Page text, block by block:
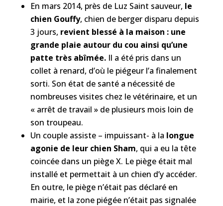
En mars 2014, près de Luz Saint sauveur, le
chien Gouffy, chien de berger disparu depuis
3 jours, revient blessé à la maison : une
grande plaie autour du cou ainsi qu’une
patte très abîmée.Il a été pris dans un
collet à renard, d’où le piégeur l’a finalement
sorti. Son état de santé a nécessité de
nombreuses visites chez le vétérinaire, et un
« arrêt de travail » de plusieurs mois loin de
son troupeau.
Un couple assiste – impuissant- à la longue
agonie de leur chien Sham, qui a eu la tête
coincée dans un piège X. Le piège était mal
installé et permettait à un chien d’y accéder.
En outre, le piège n’était pas déclaré en
mairie, et la zone piégée n’était pas signalée